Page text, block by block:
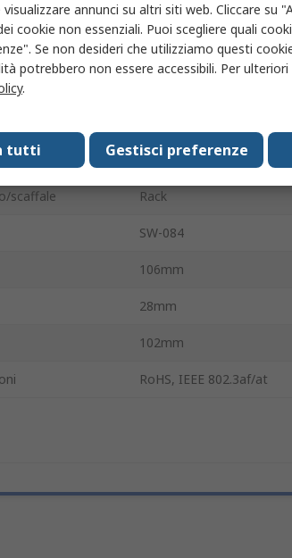
4
No
4
scaffale Rack
SW-084
106mm
28mm
102mm
RoHS, IEEE 802.3af/at
visualizzare annunci su altri siti web. Cliccare su
cookie non essenziali. Puoi scegliere quali
Se non desideri che utilizziamo questi
potrebbero non essere accessibili. Per
.
Gestisci preferenze
tutti